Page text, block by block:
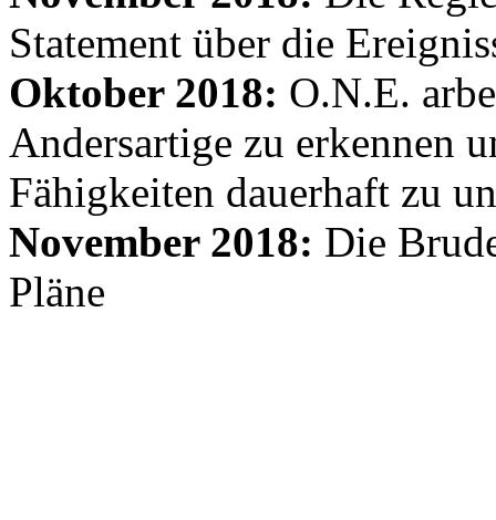
Statement über die
Oktober 2018: O.N.E.
Andersartige zu erkennen
Fähigkeiten dauerhaft zu
November 2018: Die
Pläne